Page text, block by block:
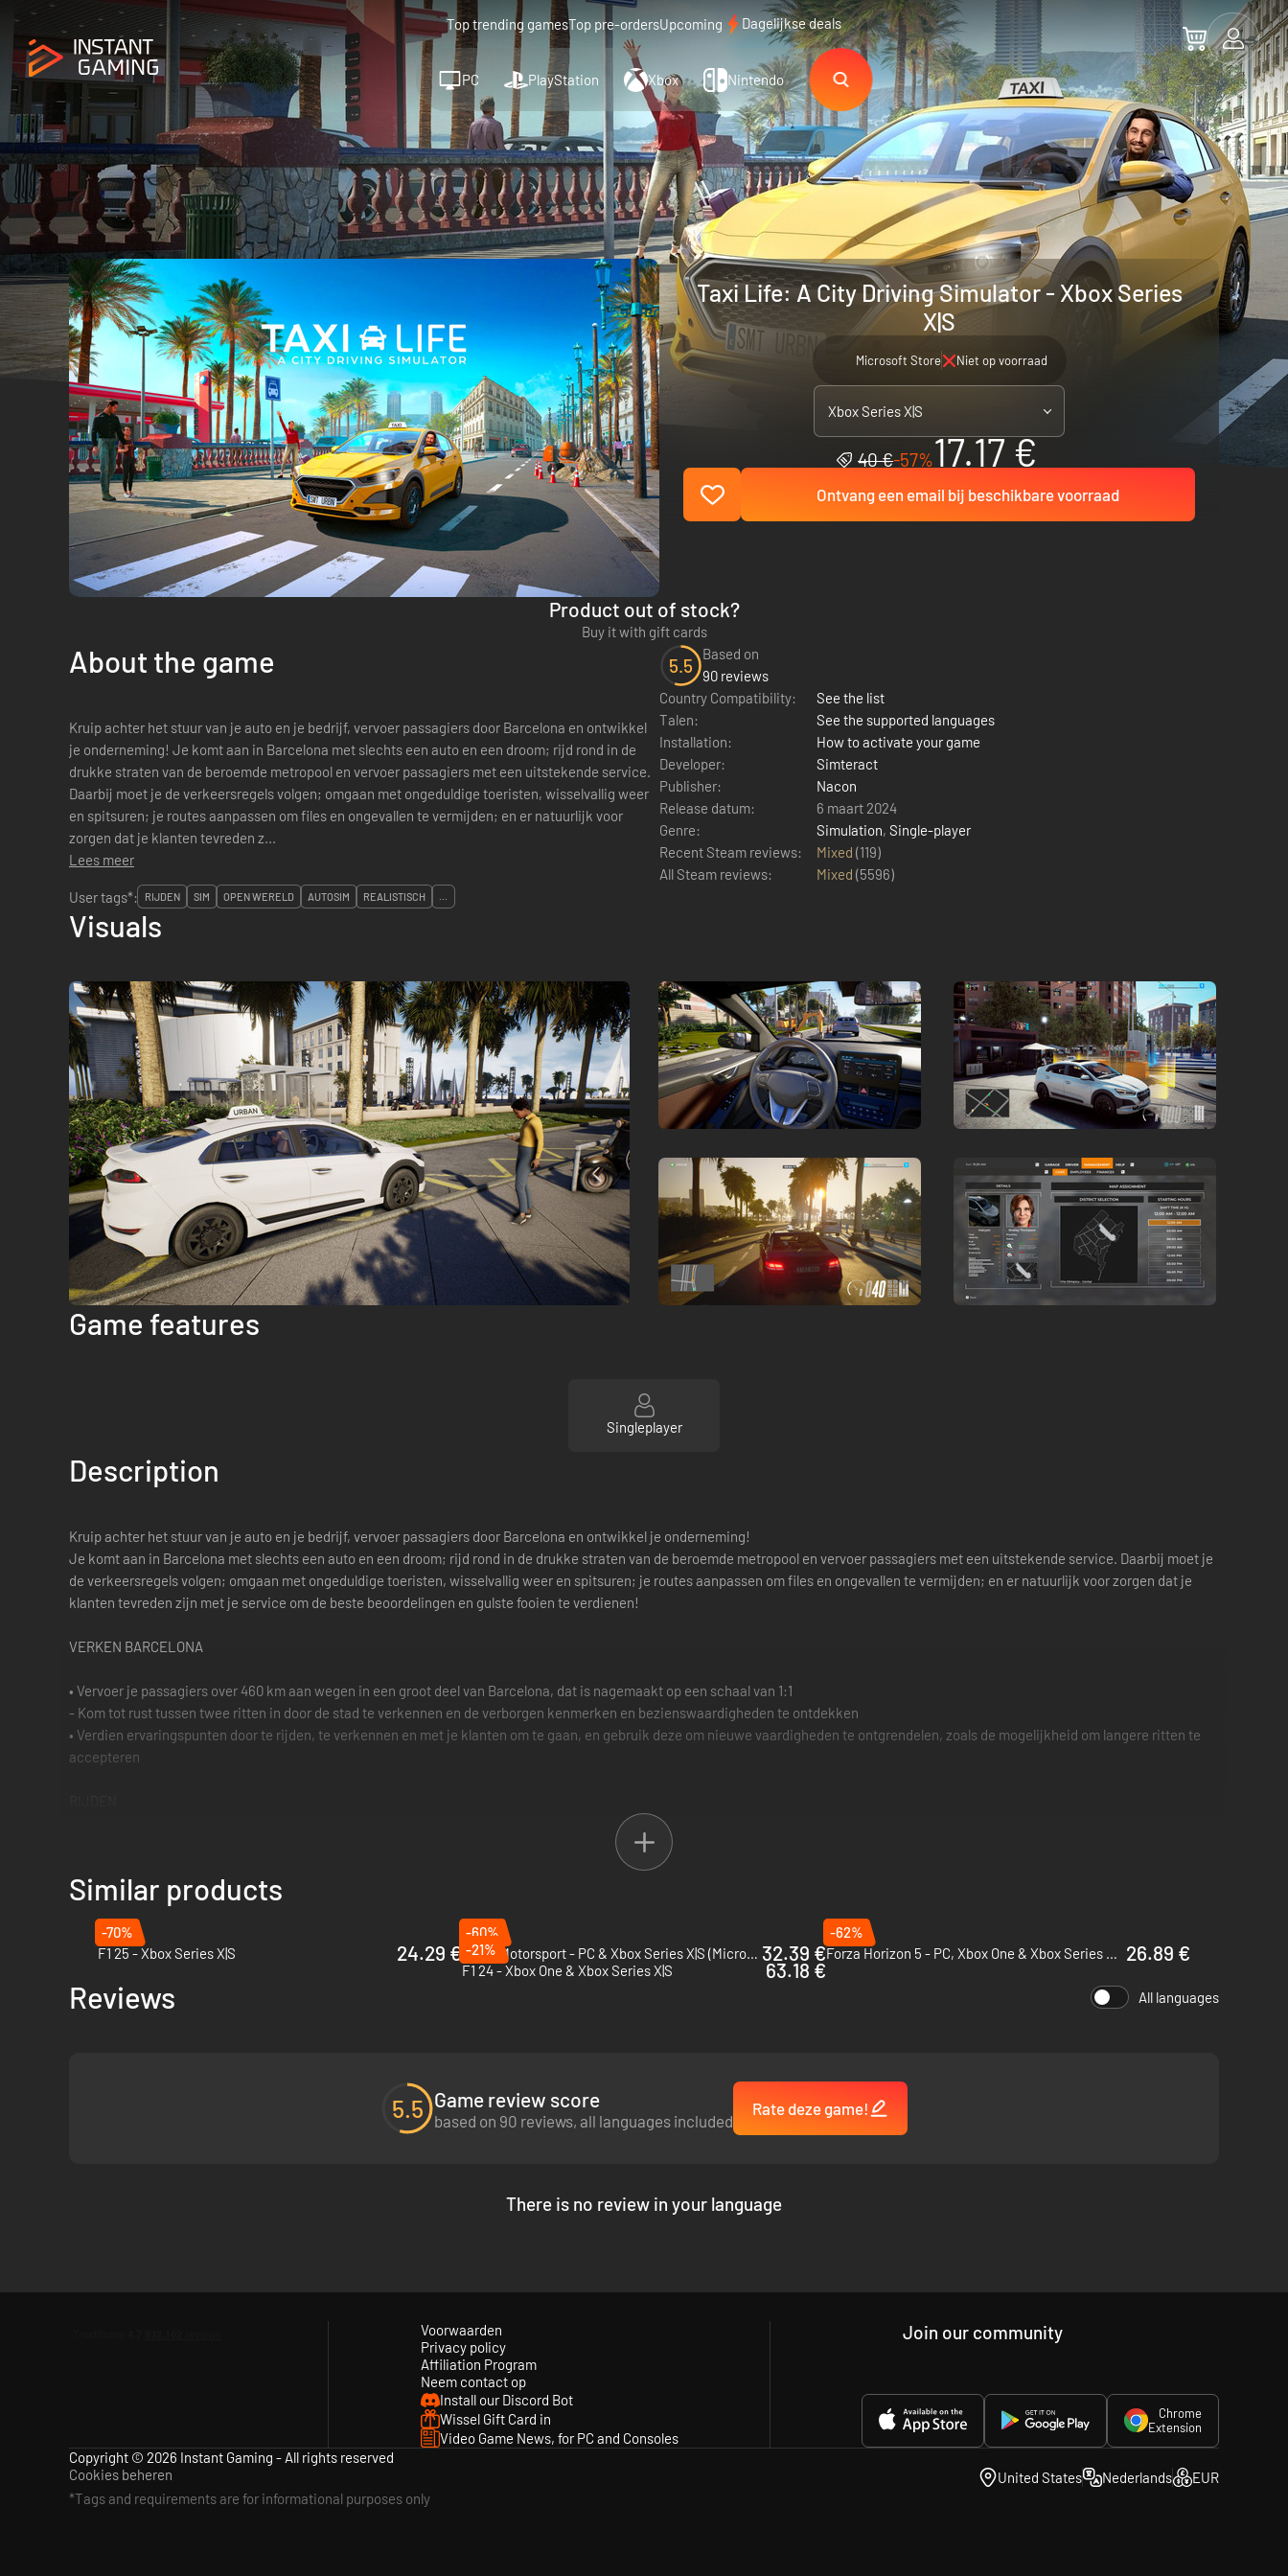
Top trending gamesTop pre-ordersUpcoming Dagelijkse deals
PC PlayStation Xbox Nintendo
Taxi Life: A City Driving Simulator - Xbox Series
X|S
Microsoft Store Niet op voorraad
Xbox Series X|S
40 €-57%17.17 €
Ontvang een email bij beschikbare voorraad
Product out of stock?
Buy it with gift cards
About the game
Kruip achter het stuur van je auto en je bedrijf, vervoer passagiers door Barcelona en ontwikkel
je onderneming! Je komt aan in Barcelona met slechts een auto en een droom; rijd rond in de
drukke straten van de beroemde metropool en vervoer passagiers met een uitstekende service.
Daarbij moet je de verkeersregels volgen; omgaan met ongeduldige toeristen, wisselvallig weer
en spitsuren; je routes aanpassen om files en ongevallen te vermijden; en er natuurlijk voor
zorgen dat je klanten tevreden z...
Lees meer
5.5
Based on
90 reviews
Country Compatibility:
See the list
Talen:
See the supported languages
Installation:
How to activate your game
Developer:
Simteract
Publisher:
Nacon
Release datum:
6 maart 2024
Genre:
Simulation, Single-player
Recent Steam reviews:
Mixed (119)
All Steam reviews:
Mixed (5596)
User tags*:
RIJDEN SIM OPEN WERELD AUTOSIM REALISTISCH ...
Visuals
Game features
Singleplayer
Description
Kruip achter het stuur van je auto en je bedrijf, vervoer passagiers door Barcelona en ontwikkel je onderneming!
Je komt aan in Barcelona met slechts een auto en een droom; rijd rond in de drukke straten van de beroemde metropool en vervoer passagiers met een uitstekende service. Daarbij moet je
de verkeersregels volgen; omgaan met ongeduldige toeristen, wisselvallig weer en spitsuren; je routes aanpassen om files en ongevallen te vermijden; en er natuurlijk voor zorgen dat je
klanten tevreden zijn met je service om de beste beoordelingen en gulste fooien te verdienen!
VERKEN BARCELONA
• Vervoer je passagiers over 460 km aan wegen in een groot deel van Barcelona, dat is nagemaakt op een schaal van 1:1
- Kom tot rust tussen twee ritten in door de stad te verkennen en de verborgen kenmerken en bezienswaardigheden te ontdekken
• Verdien ervaringspunten door te rijden, te verkennen en met je klanten om te gaan, en gebruik deze om nieuwe vaardigheden te ontgrendelen, zoals de mogelijkheid om langere ritten te
accepteren
• Wijzig je route op basis van willekeurige gebeurtenissen (ongelukken, wegwerkzaamheden, parades, enz.)
• Vergroot je remafstand wanneer het wegdek nat is om aanrijdingen te voorkomen
• Houd de waarschuwingslampjes op je dashboard in de gaten en tank of laad je voertuig op, of laat het onderhouden wanneer dat nodig is
• Selecteer je rijstijl en automodellen, zoals elektrische auto's of benzineauto's en automatische, semiautomatische of handmatige versnelling
• Personaliseer je auto's: afmeting, kleur, bestuurdersplaats, velgen, accessoires, enz.
Similar products
-70%
F1 25 - Xbox Series X|S
24.29 €
-60%
Forza Motorsport - PC & Xbox Series X|S (Microsoft Store) 32.39 €
-62%
Forza Horizon 5 - PC, Xbox One & Xbox Series X|S (Microsoft Store)
26.89 €
-21%
F1 24 - Xbox One & Xbox Series X|S
63.18 €
Reviews All languages
5.5 Game review score
based on 90 reviews, all languages included
Rate deze game!
There is no review in your language
Voorwaarden
Privacy policy
Affiliation Program
Neem contact op
Install our Discord Bot
Wissel Gift Card in
Video Game News, for PC and Consoles
Join our community
Chrome
Extension
Copyright © 2026 Instant Gaming - All rights reserved
Cookies beheren
*Tags and requirements are for informational purposes only
United States Nederlands EUR